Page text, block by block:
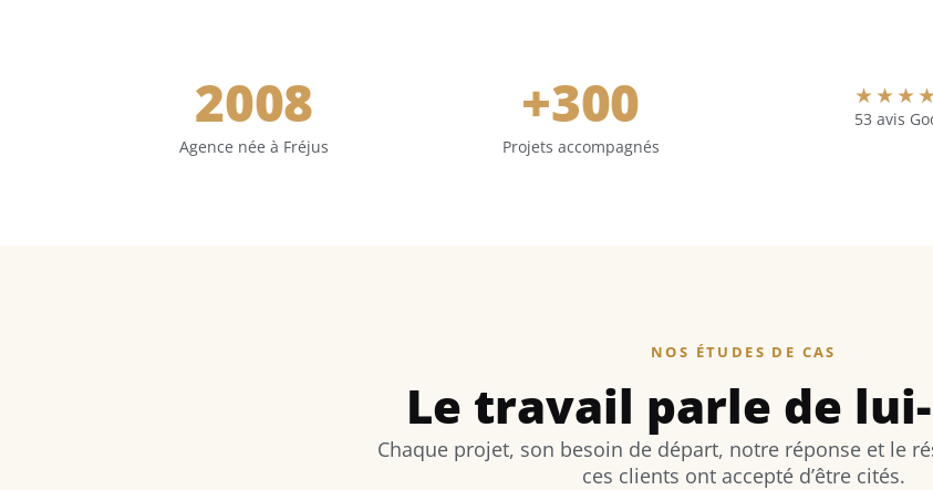
Agence née à Fréjus
2008
Projets accompagnés
+300
53 avis
NOS ÉTUDES DE CAS
Le travail parle de
Chaque projet, son besoin de départ, notre réponse et le
ces clients ont accepté d’être cités.